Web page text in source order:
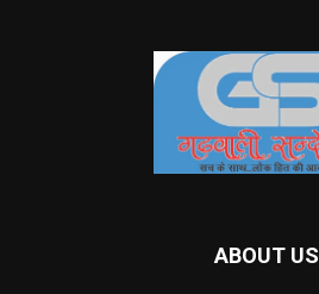
ABOUT US